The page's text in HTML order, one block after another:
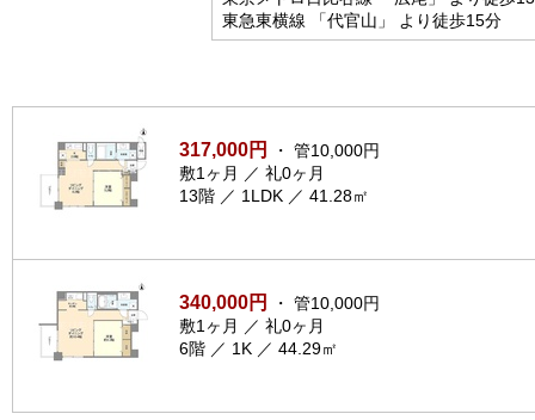
東急東横線 「代官山」 より徒歩15分
317,000円
・ 管10,000円
敷1ヶ月 ／ 礼0ヶ月
13階 ／ 1LDK ／ 41.28㎡
340,000円
・ 管10,000円
敷1ヶ月 ／ 礼0ヶ月
6階 ／ 1K ／ 44.29㎡